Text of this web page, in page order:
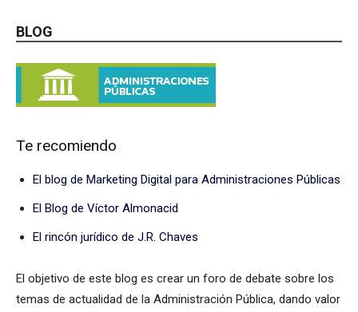
BLOG
Te recomiendo
El blog de Marketing Digital para Administraciones Públicas
El Blog de Víctor Almonacid
El rincón jurídico de J.R. Chaves
El objetivo de este blog es crear un foro de debate sobre los
temas de actualidad de la Administración Pública, dando valor